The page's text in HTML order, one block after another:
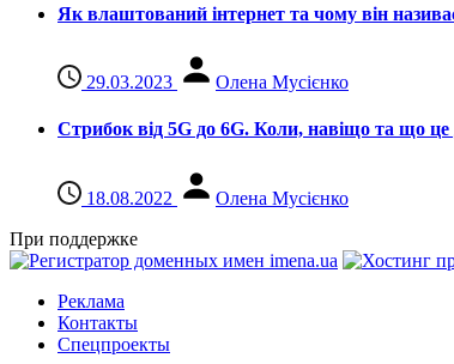
Як влаштований інтернет та чому він
29.03.2023 Олена Мусієнко
Стрибок від 5G до 6G. Коли, навіщо та що це
18.08.2022
Олена Мусієнко
При поддержке
Реклама
Контакты
Спецпроекты